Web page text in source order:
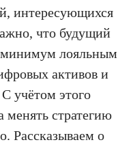
интересующихся
что будущий
минимум лояльным
активов и
учётом этого
стратегию
Рассказываем о